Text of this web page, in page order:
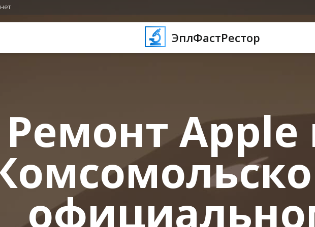
ЭплФастРестор
Ремонт Apple